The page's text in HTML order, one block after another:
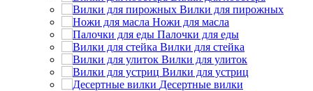
Вилки для пирожных
Ножи для масла
Палочки для еды
Вилки для стейка
Вилки для улиток
Вилки для устриц
Десертные вилки